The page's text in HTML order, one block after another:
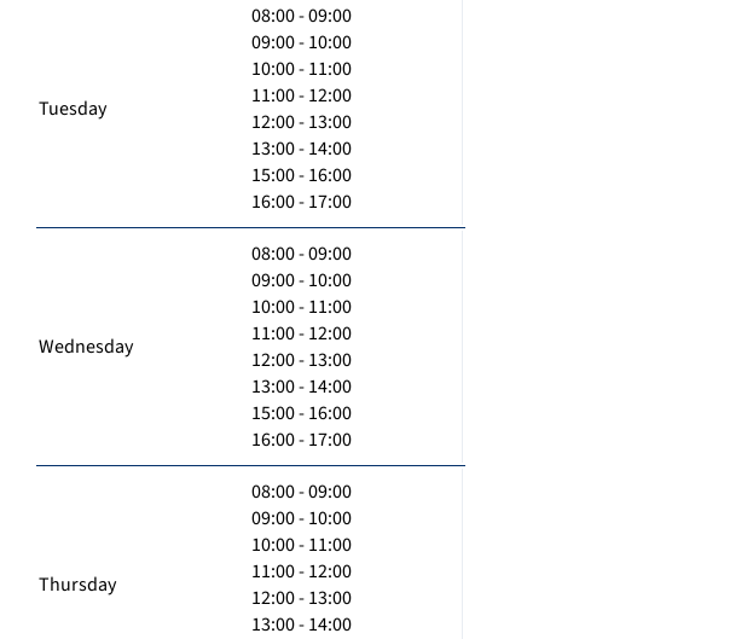
Tuesday
08:00 - 09:00
09:00 - 10:00
10:00 - 11:00
11:00 - 12:00
12:00 - 13:00
13:00 - 14:00
15:00 - 16:00
16:00 - 17:00
Wednesday
08:00 - 09:00
09:00 - 10:00
10:00 - 11:00
11:00 - 12:00
12:00 - 13:00
13:00 - 14:00
15:00 - 16:00
16:00 - 17:00
Thursday
08:00 - 09:00
09:00 - 10:00
10:00 - 11:00
11:00 - 12:00
12:00 - 13:00
13:00 - 14:00